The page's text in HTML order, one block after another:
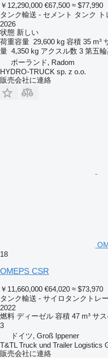
￥12,290,000 €67,500 ≈ $77,990
タンク輸送 - セメント タンク ト
2026
状態 新しい
荷重容量 29,600 kg 容積 35 m³
量 4,350 kg アクスル数 3 第五輪
ポーランド, Radom
HYDRO-TRUCK sp. z o.o.
販売会社に連絡
18
OMEPS CSR
￥11,660,000 €64,020 ≈ $73,970
タンク輸送 - サイロタンクトレ
2022
燃料 ディーゼル 容積 47 m³ サ
3
ドイツ, Groß Ippener
T&TL Truck und Trailer Logistics
販売会社に連絡